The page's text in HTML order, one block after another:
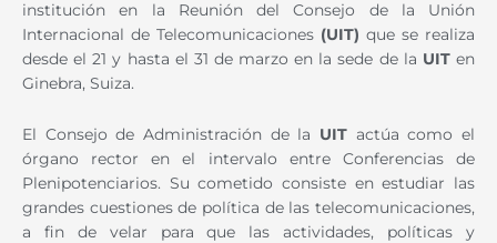
institución en la Reunión del Consejo de la Unión
Internacional de Telecomunicaciones (UIT) que se realiza
desde el 21 y hasta el 31 de marzo en la sede de la UITen
Ginebra, Suiza.
El Consejo de Administración de la UIT actúa como el
órgano rector en el intervalo entre Conferencias de
Plenipotenciarios. Su cometido consiste en estudiar las
grandes cuestiones de política de las telecomunicaciones,
a fin de velar para que las actividades, políticas y